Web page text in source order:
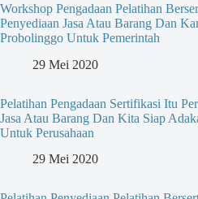
Workshop Pengadaan Pelatihan
Penyediaan Jasa Atau Barang Dan
Probolinggo Untuk Pemerintah
29 Mei 2020
Pelatihan Pengadaan Sertifikasi Itu
Jasa Atau Barang Dan Kita Siap
Untuk Perusahaan
29 Mei 2020